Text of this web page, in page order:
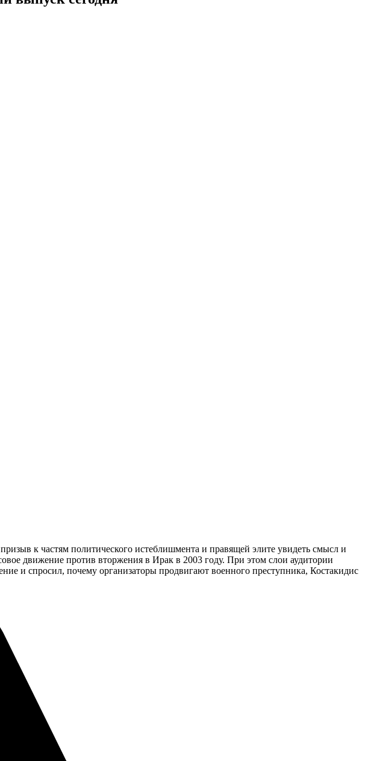
к частям политического истеблишмента и правящей элите увидеть смысл и
движение против вторжения в Ирак в 2003 году. При этом слои аудитории
и спросил, почему организаторы продвигают военного преступника, Костакидис